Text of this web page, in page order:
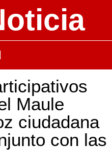
Maule
ciudadana
con las